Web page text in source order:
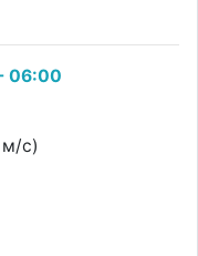
06:00
м/с)